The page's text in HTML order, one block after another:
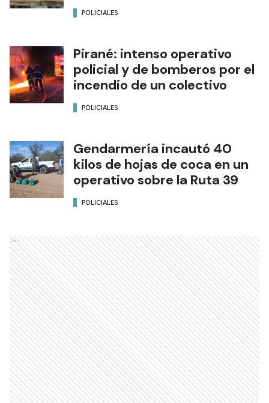
POLICIALES
Pirané: intenso operativo
policial y de bomberos por el
incendio de un colectivo
POLICIALES
Gendarmería incautó 40
kilos de hojas de coca en un
operativo sobre la Ruta 39
POLICIALES
Ads